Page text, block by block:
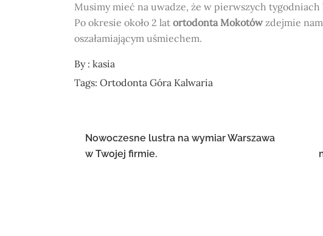
Musimy mieć na uwadze, że w pierwszych tygodniach
Po okresie około 2 lat ortodonta Mokotówzdejmie
oszałamiającym uśmiechem.
By : kasia
Tags: Ortodonta Góra Kalwaria
Nawigacja
Nowoczesne lustra na wymiar Warszawa
w Twojej firmie.